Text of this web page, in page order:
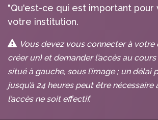
"Qu'est-ce qui est important pour
votre institution.
Vous devez vous connecter à
créer un) et demander l’accès au
situé à gauche, sous l’image ; un délai
jusqu’à 24 heures peut être nécessaire
l’accès ne soit effectif.